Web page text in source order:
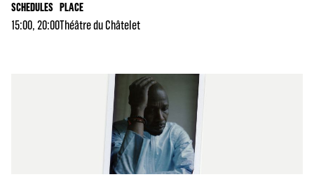
SCHEDULES
15:00, 20:00
PLACE
Théâtre du Châtelet